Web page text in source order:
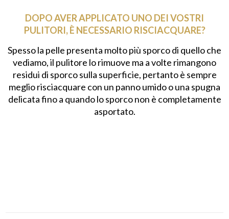
DOPO AVER APPLICATO UNO DEI VOSTRI
PULITORI, È NECESSARIO RISCIACQUARE?
Spesso la pelle presenta molto più sporco di quello che
vediamo, il pulitore lo rimuove ma a volte rimangono
residui di sporco sulla superficie, pertanto è sempre
meglio risciacquare con un panno umido o una spugna
delicata fino a quando lo sporco non è completamente
asportato.